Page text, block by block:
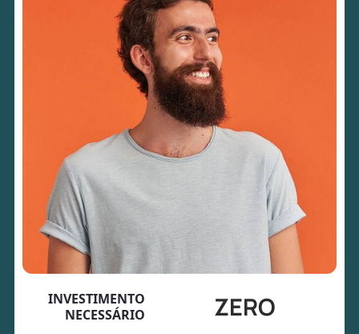
INVESTIMENTO
NECESSÁRIO
ZERO